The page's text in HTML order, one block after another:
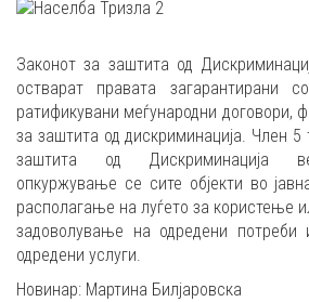
Законот за заштита од
остварат правата
ратификувани меѓународни договори,
за заштита од дискриминација. Член 5
заштита од Дискриминација
опкуржување се сите објекти во
располагање на луѓето за користење
задоволување на одредени
одредени услуги.
Новинар: Мартина Билјаровска